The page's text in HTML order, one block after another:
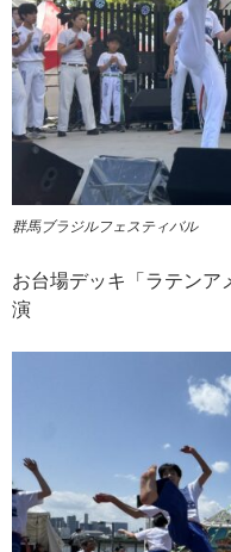
群馬ブラジルフェスティバル
お台場デッキ「ラテンア
演